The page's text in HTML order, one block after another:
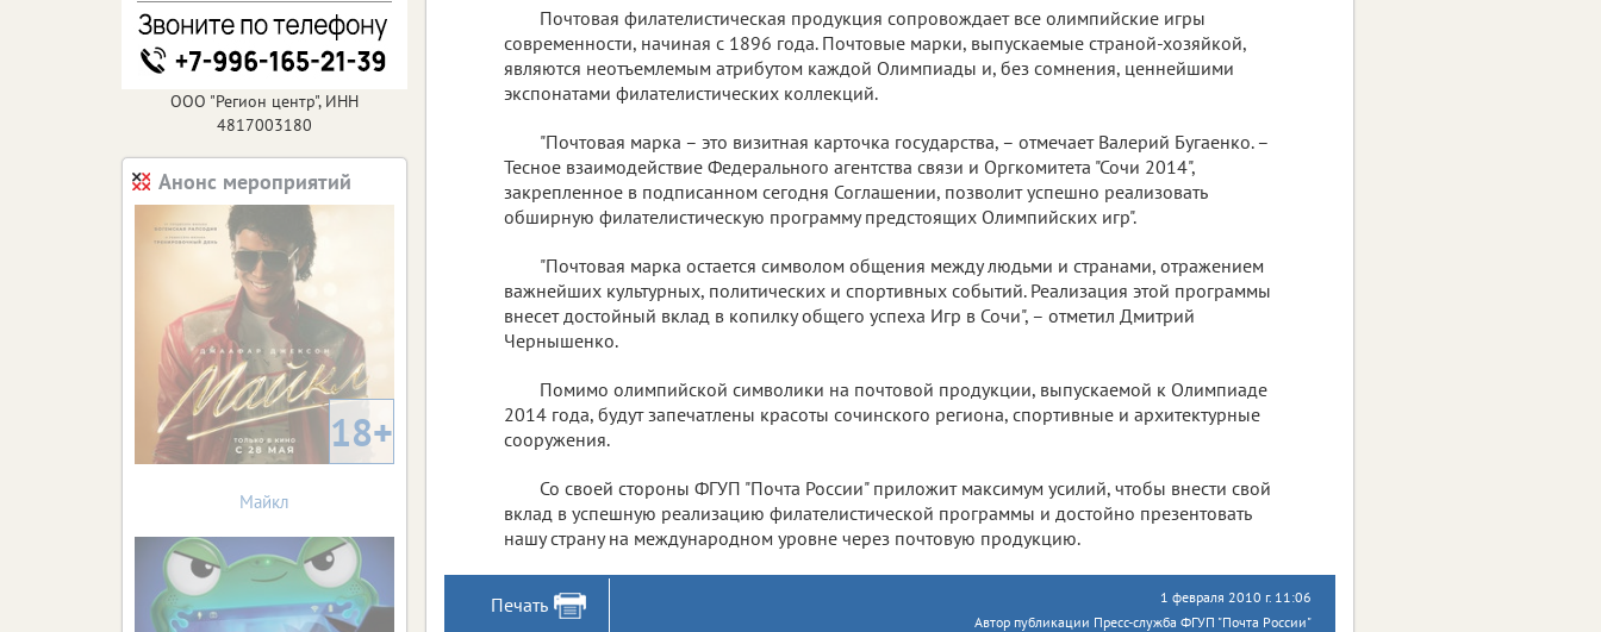
Почтовая филателистическая продукция сопровождает все олимпийские игры
современности, начиная с 1896 года. Почтовые марки, выпускаемые страной-хозяйкой,
являются неотъемлемым атрибутом каждой Олимпиады и, без сомнения, ценнейшими
экспонатами филателистических коллекций.
"Почтовая марка – это визитная карточка государства, – отмечает Валерий Бугаенко. –
Тесное взаимодействие Федерального агентства связи и Оргкомитета "Сочи 2014",
закрепленное в подписанном сегодня Соглашении, позволит успешно реализовать
обширную филателистическую программу предстоящих Олимпийских игр".
"Почтовая марка остается символом общения между людьми и странами, отражением
важнейших культурных, политических и спортивных событий. Реализация этой программы
внесет достойный вклад в копилку общего успеха Игр в Сочи", – отметил Дмитрий
Чернышенко.
Помимо олимпийской символики на почтовой продукции, выпускаемой к Олимпиаде
2014 года, будут запечатлены красоты сочинского региона, спортивные и архитектурные
сооружения.
Со своей стороны ФГУП "Почта России" приложит максимум усилий, чтобы внести свой
вклад в успешную реализацию филателистической программы и достойно презентовать
нашу страну на международном уровне через почтовую продукцию.
Печать
1 февраля 2010 г. 11:06
Автор публикации Пресс-служба ФГУП "Почта России"
ООО "Регион центр", ИНН
4817003180
Анонс мероприятий
18+
Майкл